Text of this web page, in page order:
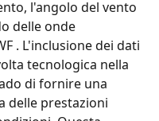
l'angolo del vento
delle onde
. L'inclusione dei dati
tecnologica nella
di fornire una
delle prestazioni